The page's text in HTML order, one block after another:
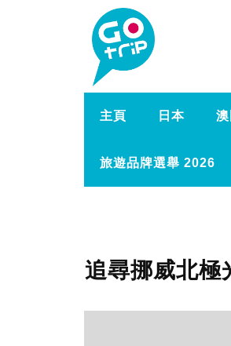
主頁 日本 澳
旅遊品牌選舉 2026
追尋挪威北